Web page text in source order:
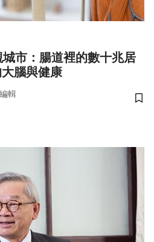
市：腸道裡的數十兆居
腦與健康
輯
儲